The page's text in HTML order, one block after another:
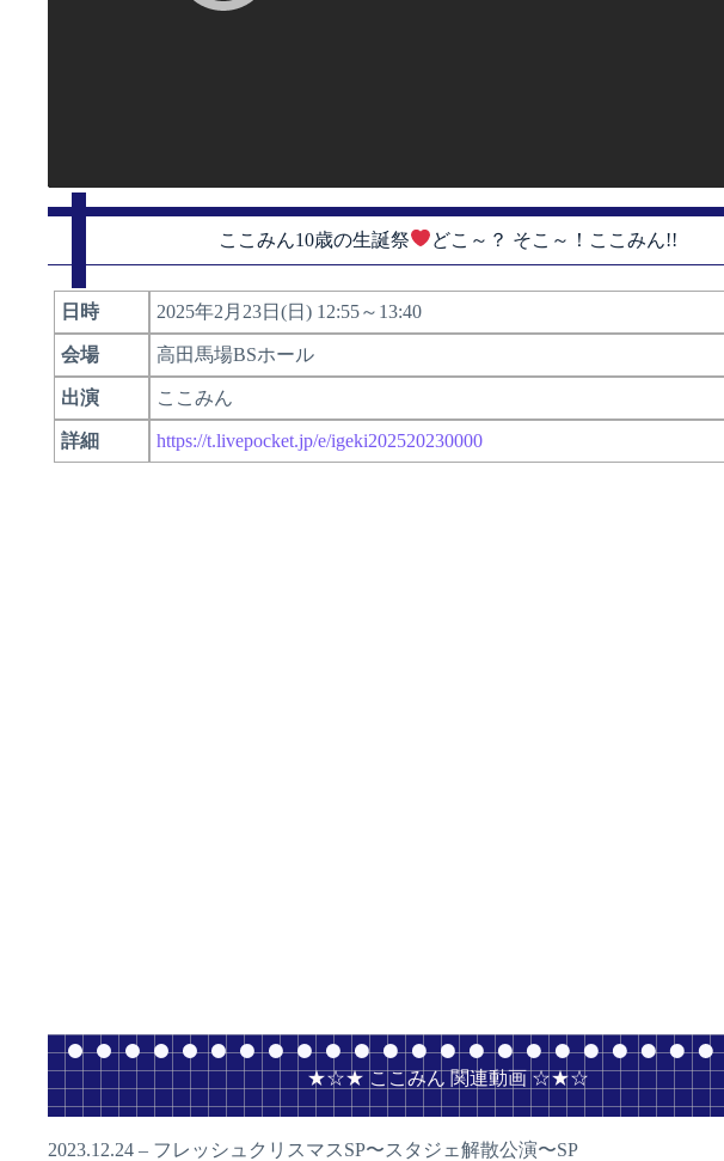
ここみん10歳の生誕祭 どこ～？ そこ～！ここみん!!
日時 2025年2月23日(日) 12:55～13:40
会場 高田馬場BSホール
出演 ここみん
詳細 https://t.livepocket.jp/e/igeki202520230000
★☆★ ここみん 関連動画 ☆★☆
2023.12.24 – フレッシュクリスマスSP〜スタジェ解散公演〜SP